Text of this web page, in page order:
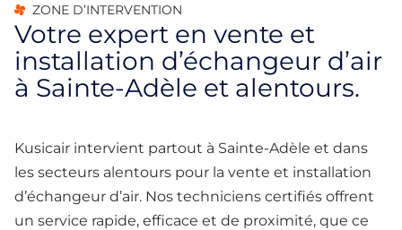
ZONE D’INTERVENTION
Votre expert en vente et
installation d’échangeur d’air
à Sainte-Adèle et alentours.
Kusicair intervient partout à Sainte-Adèle et dans
les secteurs alentours pour la vente et installation
d’échangeur d’air. Nos techniciens certifiés offrent
un service rapide, efficace et de proximité, que ce